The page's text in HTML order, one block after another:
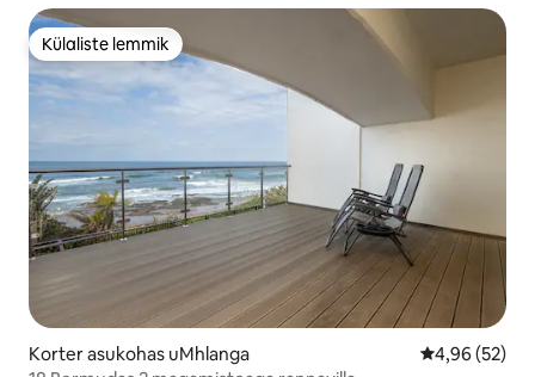
Külaliste lemmik
Külaliste lemmik
Korter asukohas uMhlanga Keskmine
4,96 (52)